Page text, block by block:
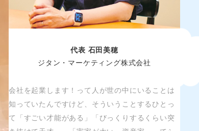
代表 石田美穂
ジタン・マーケティング株式会社
会社を起業します！って人が世の中にいることは
知っていたんですけど、そういうことするひとっ
て「すごい才能がある」「びっくりするくらい突